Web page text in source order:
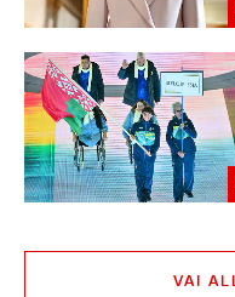
VAI